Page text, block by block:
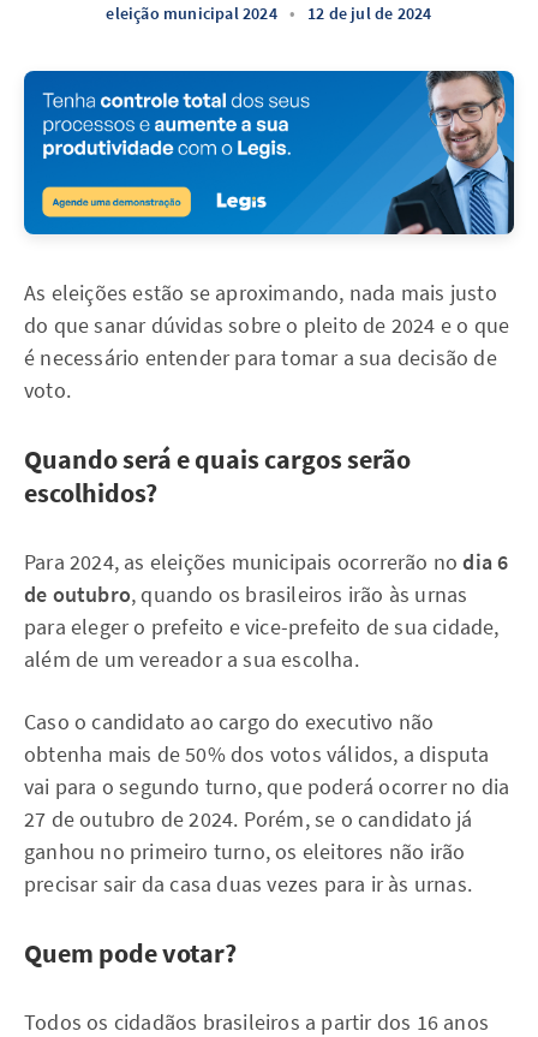
eleição municipal 2024 • 12 de jul de 2024
As eleições estão se aproximando, nada mais justo
do que sanar dúvidas sobre o pleito de 2024 e o que
é necessário entender para tomar a sua decisão de
voto.
Quando será e quais cargos serão
escolhidos?
Para 2024, as eleições municipais ocorrerão nodia 6
de outubro, quando os brasileiros irão às urnas
para eleger o prefeito e vice-prefeito de sua cidade,
além de um vereador a sua escolha.
Caso o candidato ao cargo do executivo não
obtenha mais de 50% dos votos válidos, a disputa
vai para o segundo turno, que poderá ocorrer no dia
27 de outubro de 2024. Porém, se o candidato já
ganhou no primeiro turno, os eleitores não irão
precisar sair da casa duas vezes para ir às urnas.
Quem pode votar?
Todos os cidadãos brasileiros a partir dos 16 anos